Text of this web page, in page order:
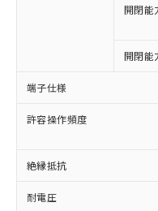
開閉能
開閉能
端子仕様
許容操作頻度
絶縁抵抗
耐電圧
本サービ
商品の当
(税抜)を
当社制御
本サービ
ことをご
在庫状況
記載して
タに基づ
準価格と
調査・確認中：
非含有の対応状
非該当品：ライ
害物質有無と関
仕入先様の事情
いたものが、含
むを得ず変更す
*EU RoHS指令（10物
鉛(Pb) 1000ppm以下
六価クロム(Cr(Ⅵ))
「○」：最大均
基準値以下であ
「×」：最大均
基準値を超えて
「－」：未確認
当社は、
為替およ
（以下｢規
または国
国政府の
可)を取得